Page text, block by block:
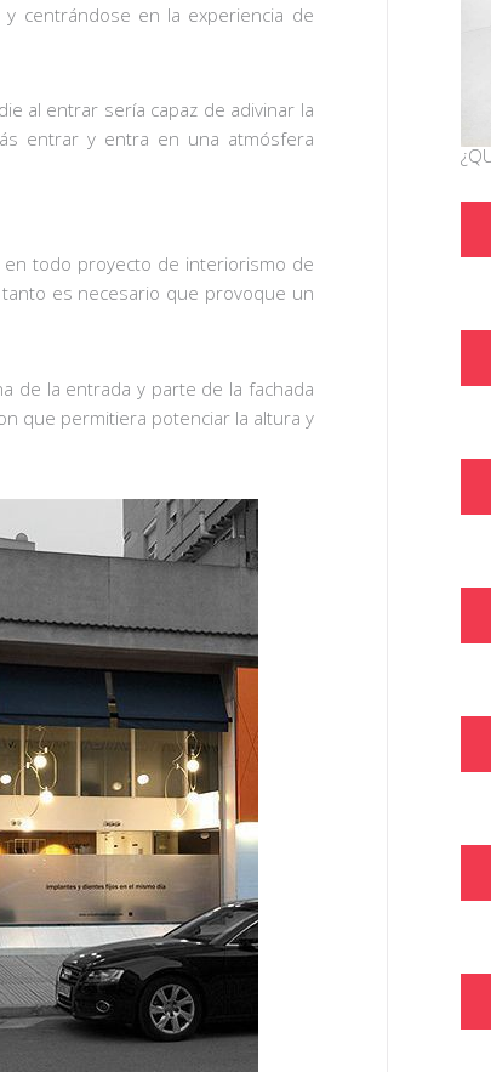
centrándose en la experiencia de
al entrar sería capaz de adivinar la
entrar y entra en una atmósfera
en todo proyecto de interiorismo de
es necesario que provoque un
de la entrada y parte de la fachada
que permitiera potenciar la altura y